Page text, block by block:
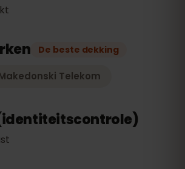
De beste dekking
Telekom